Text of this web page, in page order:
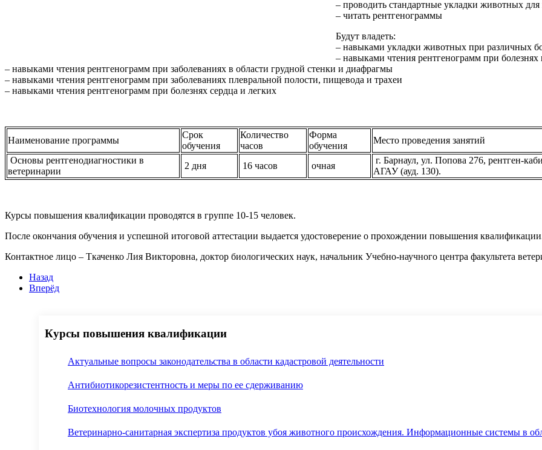
– проводить стандартные укладки животных
– читать рентгенограммы
Будут владеть:
– навыками укладки животных при различных
– навыками чтения рентгенограмм при болезнях
– навыками чтения рентгенограмм при заболеваниях в области грудной стенки и диафрагмы
– навыками чтения рентгенограмм при заболеваниях плевральной полости, пищевода и трахеи
– навыками чтения рентгенограмм при болезнях сердца и легких
Наименование программы
Срок
обучения
Количество
часов
Форма
обучения
Место проведения занятий
Основы рентгенодиагностики в
ветеринарии
2 дня 16 часов очная
г. Барнаул, ул. Попова 276, рентген-
АГАУ (ауд. 130).
Курсы повышения квалификации проводятся в группе 10-15 человек.
После окончания обучения и успешной итоговой аттестации выдается удостоверение о прохождении повышения
Контактное лицо – Ткаченко Лия Викторовна, доктор биологических наук, начальник Учебно-научного центра факультета
Назад
Вперёд
Курсы повышения квалификации
Актуальные вопросы законодательства в области кадастровой деятельности
Антибиотикорезистентность и меры по ее сдерживанию
Биотехнология молочных продуктов
Ветеринарно-санитарная экспертиза продуктов убоя животного происхождения. Информационные системы в